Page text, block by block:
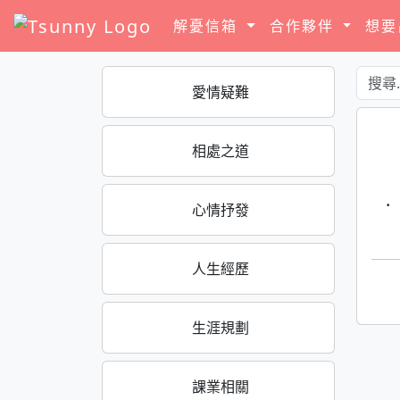
解憂信箱 合作夥伴 想
愛情疑難
相處之道
心情抒發
人生經歷
生涯規劃
課業相關
·